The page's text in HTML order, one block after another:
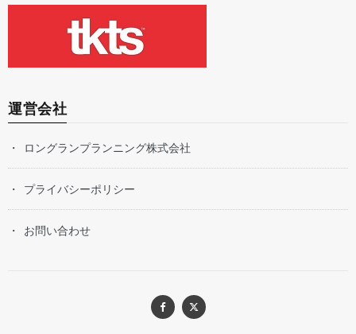
運営会社
ロングランプランニング株式会社
プライバシーポリシー
お問い合わせ